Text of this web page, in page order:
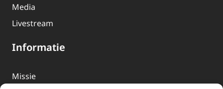
Media
Livestream
Informatie
Missie